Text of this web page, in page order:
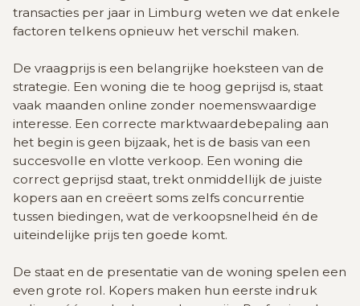
transacties per jaar in Limburg weten we dat enkele
factoren telkens opnieuw het verschil maken.
De vraagprijs is een belangrijke hoeksteen van de
strategie. Een woning die te hoog geprijsd is, staat
vaak maanden online zonder noemenswaardige
interesse. Een correcte marktwaardebepaling aan
het begin is geen bijzaak, het is de basis van een
succesvolle en vlotte verkoop. Een woning die
correct geprijsd staat, trekt onmiddellijk de juiste
kopers aan en creëert soms zelfs concurrentie
tussen biedingen, wat de verkoopsnelheid én de
uiteindelijke prijs ten goede komt.
De staat en de presentatie van de woning spelen een
even grote rol. Kopers maken hun eerste indruk